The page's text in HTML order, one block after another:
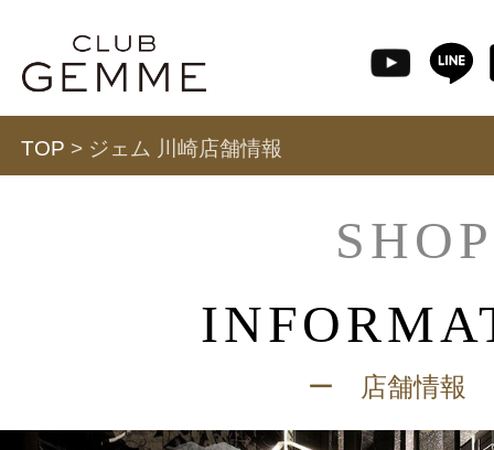
TOP > ジェム 川崎店舗情報
SHOP
ー 店舗情報